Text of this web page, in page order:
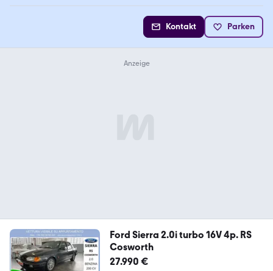
Kontakt Parken
Ford Sierra 2.0i turbo 16V 4p. RS
Cosworth
27.990 €